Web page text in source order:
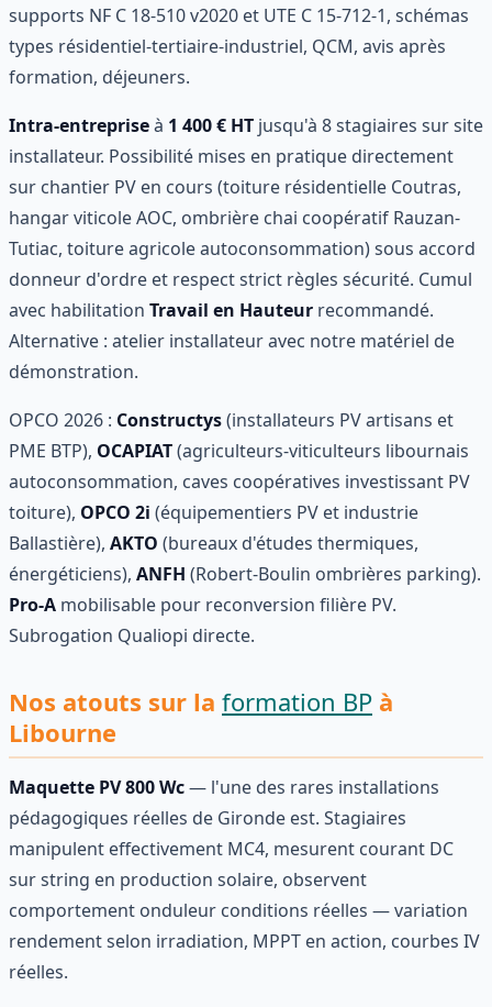
supports NF C 18-510 v2020 et UTE C 15-712-1, schémas
types résidentiel-tertiaire-industriel, QCM, avis après
formation, déjeuners.
Intra-entrepriseà 1 400 € HT jusqu'à 8 stagiaires sur site
installateur. Possibilité mises en pratique directement
sur chantier PV en cours (toiture résidentielle Coutras,
hangar viticole AOC, ombrière chai coopératif Rauzan-
Tutiac, toiture agricole autoconsommation) sous accord
donneur d'ordre et respect strict règles sécurité. Cumul
avec habilitation Travail en Hauteur recommandé.
Alternative : atelier installateur avec notre matériel de
démonstration.
OPCO 2026 : Constructys(installateurs PV artisans et
PME BTP), OCAPIAT(agriculteurs-viticulteurs libournais
autoconsommation, caves coopératives investissant PV
toiture), OPCO 2i (équipementiers PV et industrie
Ballastière), AKTO (bureaux d'études thermiques,
énergéticiens), ANFH (Robert-Boulin ombrières parking).
Pro-A mobilisable pour reconversion filière PV.
Subrogation Qualiopi directe.
Nos atouts sur la formation BP à
Libourne
Maquette PV 800 Wc— l'une des rares installations
pédagogiques réelles de Gironde est. Stagiaires
manipulent effectivement MC4, mesurent courant DC
sur string en production solaire, observent
comportement onduleur conditions réelles — variation
rendement selon irradiation, MPPT en action, courbes IV
réelles.